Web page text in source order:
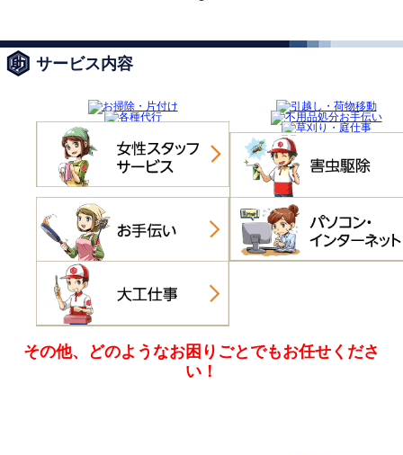
サービス内容
その他、どのようなお困りごとでもお任せくださ
い！